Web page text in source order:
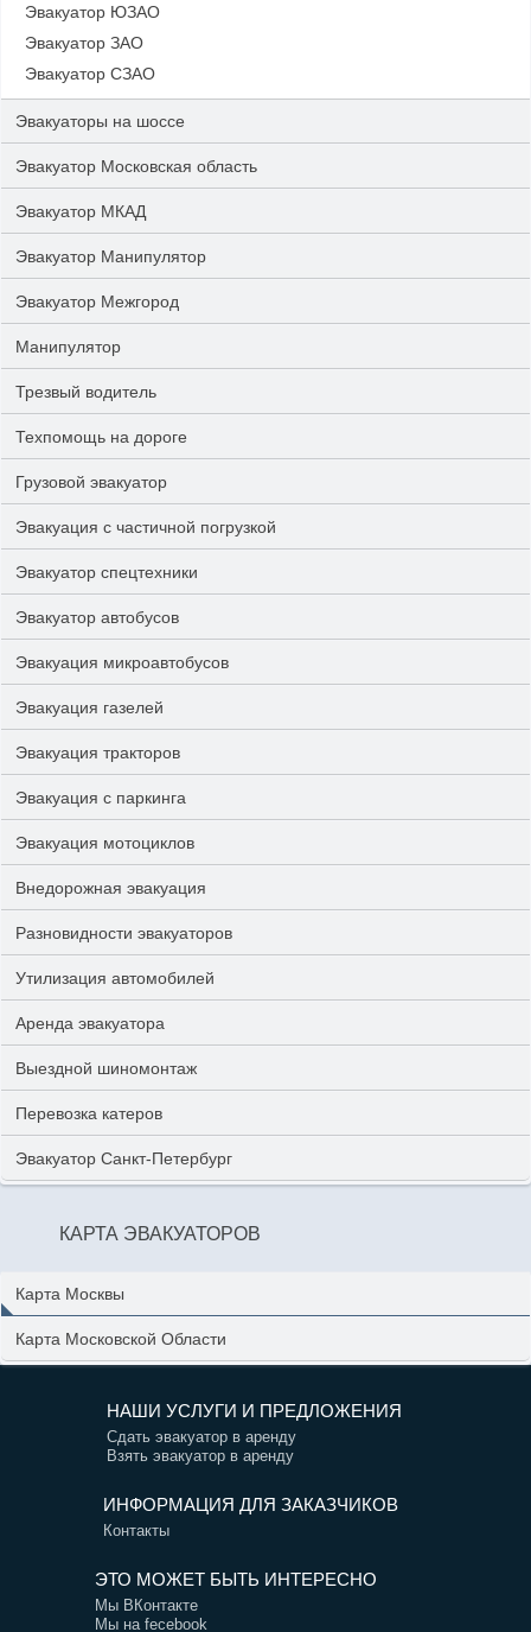
Эвакуатор ЮЗАО
Эвакуатор ЗАО
Эвакуатор СЗАО
Эвакуаторы на шоссе
Эвакуатор Московская область
Эвакуатор МКАД
Эвакуатор Манипулятор
Эвакуатор Межгород
Манипулятор
Трезвый водитель
Техпомощь на дороге
Грузовой эвакуатор
Эвакуация с частичной погрузкой
Эвакуатор спецтехники
Эвакуатор автобусов
Эвакуация микроавтобусов
Эвакуация газелей
Эвакуация тракторов
Эвакуация с паркинга
Эвакуация мотоциклов
Внедорожная эвакуация
Разновидности эвакуаторов
Утилизация автомобилей
Аренда эвакуатора
Выездной шиномонтаж
Перевозка катеров
Эвакуатор Санкт-Петербург
КАРТА ЭВАКУАТОРОВ
Карта Москвы
Карта Московской Области
НАШИ УСЛУГИ И ПРЕДЛОЖЕНИЯ
Сдать эвакуатор в аренду
Взять эвакуатор в аренду
ИНФОРМАЦИЯ ДЛЯ ЗАКАЗЧИКОВ
Контакты
ЭТО МОЖЕТ БЫТЬ ИНТЕРЕСНО
Мы ВКонтакте
Мы на fecebook